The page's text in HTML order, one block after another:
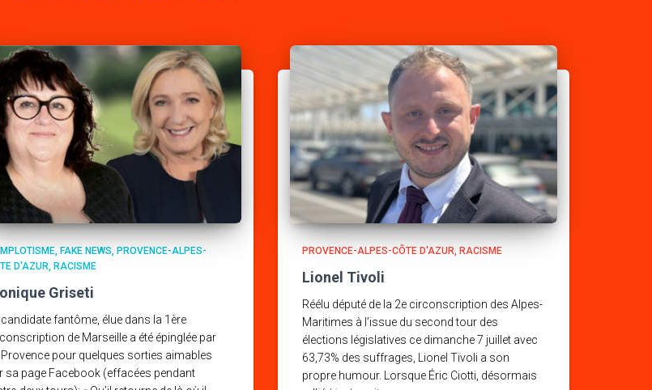
FAKE NEWS
PROVENCE-ALPES-
D'AZUR RACISME
Griseti
candidate fantôme, élue dans la 1ère
de Marseille a été épinglée par
Provence pour quelques sorties aimables
sa page Facebook (effacées pendant
PROVENCE-ALPES-CÔTE D'AZUR RACISME
Lionel Tivoli
Réélu député de la 2e circonscription des Alpes-
Maritimes à l’issue du second tour des
élections législatives ce dimanche 7 juillet avec
63,73% des suffrages, Lionel Tivoli a son
propre humour. Lorsque Éric Ciotti, désormais